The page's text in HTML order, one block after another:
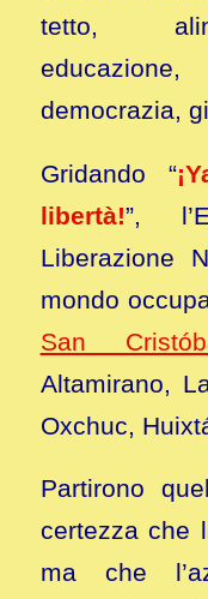
tetto,
democrazia,
Gridando “
libertà!”,
Liberazione
mondo
San
Altamirano,
Oxchuc,
Partirono
certezza che
ma che